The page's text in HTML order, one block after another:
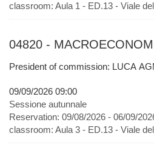
classroom: Aula 1 - ED.13 - Viale
04820 -
President of commission: LUCA
09/09/2026 09:00
Sessione autunnale
Reservation: 09/08/2026 - 06/09/
classroom: Aula 3 - ED.13 - Viale